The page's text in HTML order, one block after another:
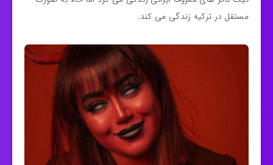
مستقل در ترکیه زندگی می کند.